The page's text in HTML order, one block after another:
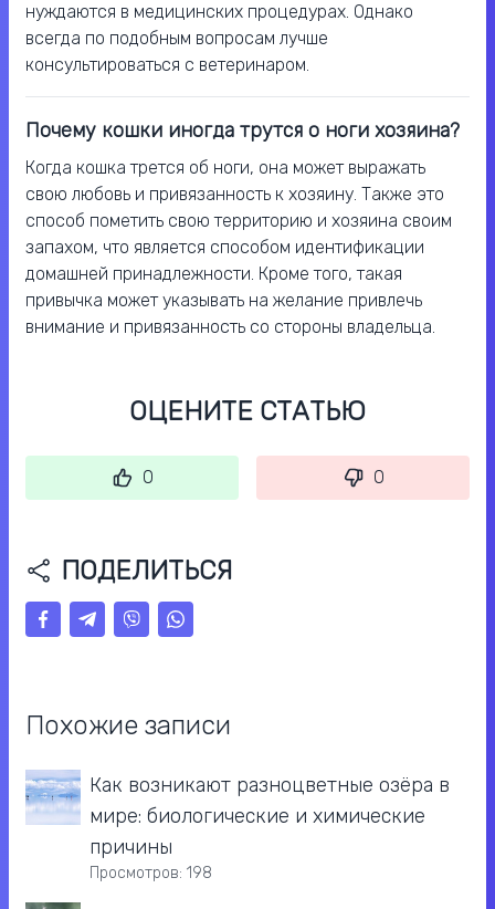
нуждаются в медицинских процедурах. Однако
всегда по подобным вопросам лучше
консультироваться с ветеринаром.
Почему кошки иногда трутся о ноги хозяина?
Когда кошка трется об ноги, она может выражать
свою любовь и привязанность к хозяину. Также это
способ пометить свою территорию и хозяина своим
запахом, что является способом идентификации
домашней принадлежности. Кроме того, такая
привычка может указывать на желание привлечь
внимание и привязанность со стороны владельца.
ОЦЕНИТЕ СТАТЬЮ
0 0
ПОДЕЛИТЬСЯ
Похожие записи
Как возникают разноцветные озёра в
мире: биологические и химические
причины
Просмотров: 198